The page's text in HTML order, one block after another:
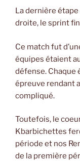
La dernière
droite, le sprint
Ce match fut
équipes étaient
défense. Chaque
épreuve rendant
compliqué.
Toutefois, le
Kbarbichettes
période et nos
de la première